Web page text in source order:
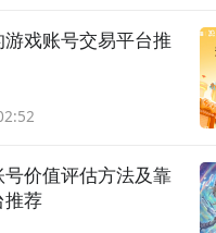
戏账号交易平台推
价值评估方法及靠
推荐